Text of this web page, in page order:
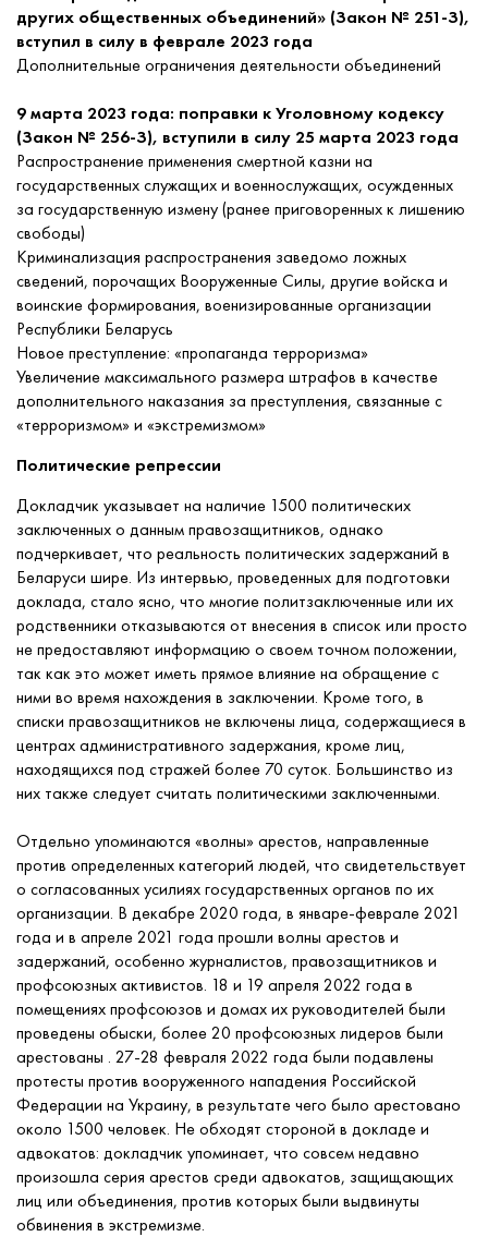
других общественных объединений» (Закон № 251-З),
вступил в силу в феврале 2023 года
Дополнительные ограничения деятельности объединений
9 марта 2023 года: поправки к Уголовному кодексу
(Закон № 256-З), вступили в силу 25 марта 2023 года
Распространение применения смертной казни на
государственных служащих и военнослужащих, осужденных
за государственную измену (ранее приговоренных к лишению
свободы)
Криминализация распространения заведомо ложных
сведений, порочащих Вооруженные Силы, другие войска и
воинские формирования, военизированные организации
Республики Беларусь
Новое преступление: «пропаганда терроризма»
Увеличение максимального размера штрафов в качестве
дополнительного наказания за преступления, связанные с
«терроризмом» и «экстремизмом»
Политические репрессии
Докладчик указывает на наличие 1500 политических
заключенных о данным правозащитников, однако
подчеркивает, что реальность политических задержаний в
Беларуси шире. Из интервью, проведенных для подготовки
доклада, стало ясно, что многие политзаключенные или их
родственники отказываются от внесения в список или просто
не предоставляют информацию о своем точном положении,
так как это может иметь прямое влияние на обращение с
ними во время нахождения в заключении. Кроме того, в
списки правозащитников не включены лица, содержащиеся в
центрах административного задержания, кроме лиц,
находящихся под стражей более 70 суток. Большинство из
них также следует считать политическими заключенными.
Отдельно упоминаются «волны» арестов, направленные
против определенных категорий людей, что свидетельствует
о согласованных усилиях государственных органов по их
организации. В декабре 2020 года, в январе-феврале 2021
года и в апреле 2021 года прошли волны арестов и
задержаний, особенно журналистов, правозащитников и
профсоюзных активистов. 18 и 19 апреля 2022 года в
помещениях профсоюзов и домах их руководителей были
проведены обыски, более 20 профсоюзных лидеров были
арестованы . 27-28 февраля 2022 года были подавлены
протесты против вооруженного нападения Российской
Федерации на Украину, в результате чего было арестовано
около 1500 человек. Не обходят стороной в докладе и
адвокатов: докладчик упоминает, что совсем недавно
произошла серия арестов среди адвокатов, защищающих
лиц или объединения, против которых были выдвинуты
обвинения в экстремизме.